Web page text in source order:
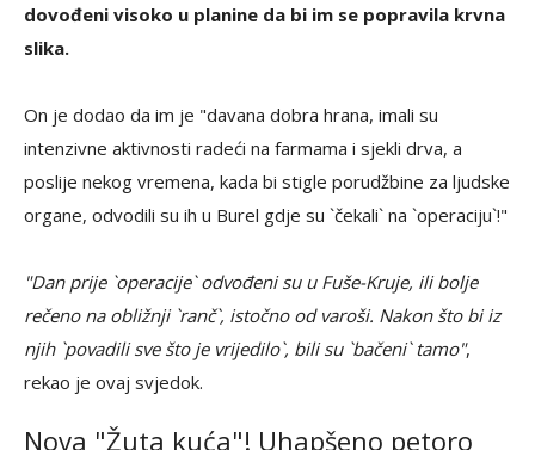
dovođeni visoko u planine da bi im se popravila krvna
slika.
On je dodao da im je "davana dobra hrana, imali su
intenzivne aktivnosti radeći na farmama i sjekli drva, a
poslije nekog vremena, kada bi stigle porudžbine za ljudske
organe, odvodili su ih u Burel gdje su `čekali` na `operaciju`!"
"Dan prije `operacije` odvođeni su u Fuše-Kruje, ili bolje
rečeno na obližnji `ranč`, istočno od varoši. Nakon što bi iz
njih `povadili sve što je vrijedilo`, bili su `bačeni` tamo",
rekao je ovaj svjedok.
Nova "Žuta kuća"! Uhapšeno petoro